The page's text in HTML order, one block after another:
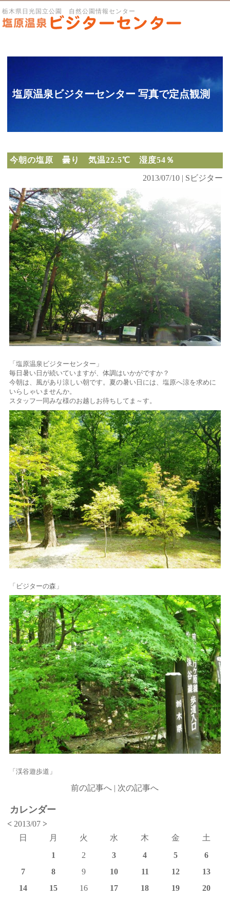
栃木県日光国立公園 自然公園情報センター
塩原温泉ビジターセンター 写真で定点観測
今朝の塩原 曇り 気温22.5℃ 湿度54％
2013/07/10 | Sビジター
「塩原温泉ビジターセンター」
毎日暑い日が続いていますが、体調はいかがですか？
今朝は、風があり涼しい朝です。夏の暑い日には、塩原へ涼を求めに
いらしゃいませんか。
スタッフ一同みな様のお越しお待ちしてま～す。
「ビジターの森」
「渓谷遊歩道」
前の記事へ | 次の記事へ
カレンダー
< 2013/07>
日
月 火 水 木 金
土
1
2 3 4 5
6
7
8 9 10 11 12
13
14
15 16 17 18 19
20